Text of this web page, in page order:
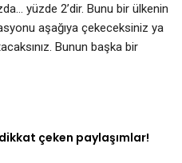
yüzde 2’dir. Bunu bir ülkenin
aşağıya çekeceksiniz ya
Bunun başka bir
çeken paylaşımlar!